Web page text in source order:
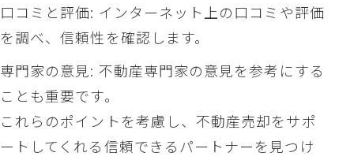
口コミと評価: インターネット上の口コミや評価
を調べ、信頼性を確認します。
専門家の意見: 不動産専門家の意見を参考にする
ことも重要です。
これらのポイントを考慮し、不動産売却をサポ
ートしてくれる信頼できるパートナーを見つけ